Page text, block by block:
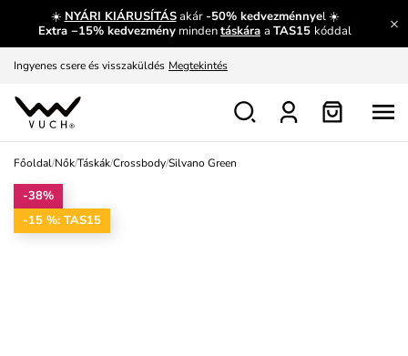
☀️ NYÁRI KIÁRUSÍTÁSakár-50% kedvezménnyel ☀️
Extra −15% kedvezmény mindentáskára a TAS15 kóddal
Meríts ihletet Mutatni
Ingyenes csere és visszaküldés Megtekintés
Főoldal/Nők/Táskák/Crossbody/Silvano Green
-38%
-15 %: TAS15